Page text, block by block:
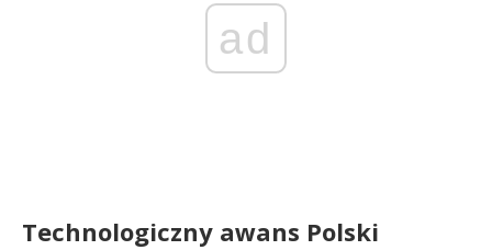
ad
Technologiczny awans Polski